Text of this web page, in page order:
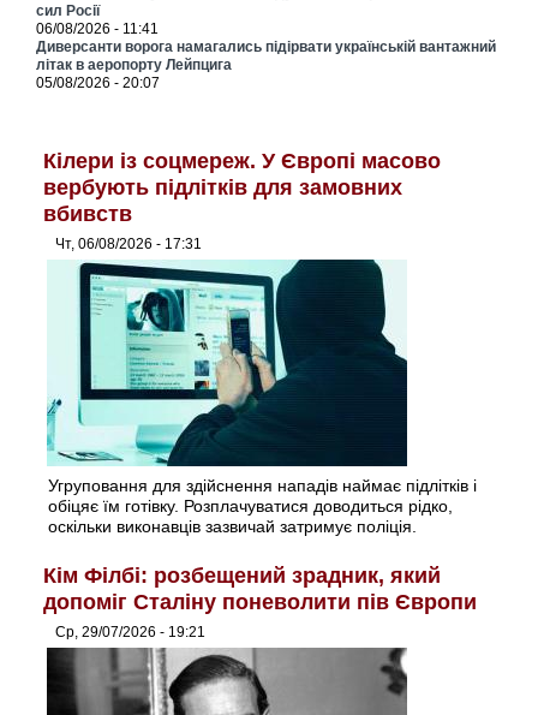
сил Росії
06/08/2026 - 11:41
Диверсанти ворога намагались підірвати українській вантажний
літак в аеропорту Лейпцига
05/08/2026 - 20:07
Кілери із соцмереж. У Європі масово
вербують підлітків для замовних
вбивств
Чт, 06/08/2026 - 17:31
Угруповання для здійснення нападів наймає підлітків і
обіцяє їм готівку. Розплачуватися доводиться рідко,
оскільки виконавців зазвичай затримує поліція.
Кім Філбі: розбещений зрадник, який
допоміг Сталіну поневолити пів Європи
Ср, 29/07/2026 - 19:21